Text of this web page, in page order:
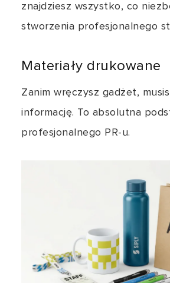
znajdziesz wszystko, co
stworzenia profesjonalnego
Materiały drukowane
Zanim wręczysz gadżet,
informację. To absolutna
profesjonalnego PR-u.